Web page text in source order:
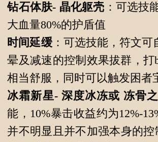
钻石体肤- 晶化躯壳 ：可选技
大血量80%的护盾值
时间延缓：可选技能，符文可
晕及减速的控制效果拔群，打
相当舒服，同时可以触发困者
冰霜新星- 深度冰冻或 冻骨
能，10%暴击收益约为12%-
并不明显且并不加强本身的控